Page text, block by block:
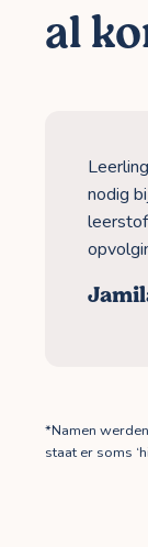
al
nodig
*Namen
staat er soms